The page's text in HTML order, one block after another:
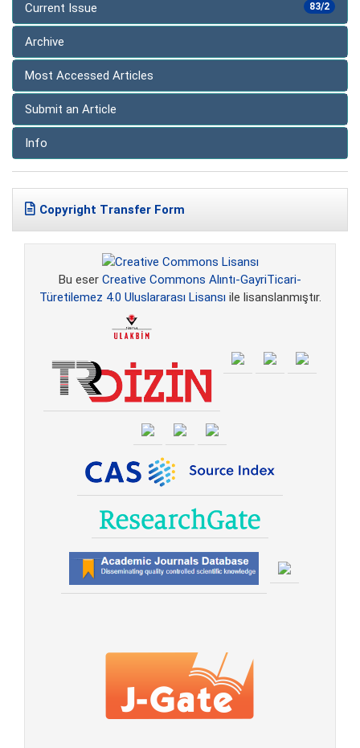
83/2
Current Issue
Archive
Most Accessed Articles
Submit an Article
Info
Copyright Transfer Form
Bu eser Creative Commons Alıntı-GayriTicari-
Türetilemez 4.0 Uluslararası Lisansı ile lisanslanmıştır.